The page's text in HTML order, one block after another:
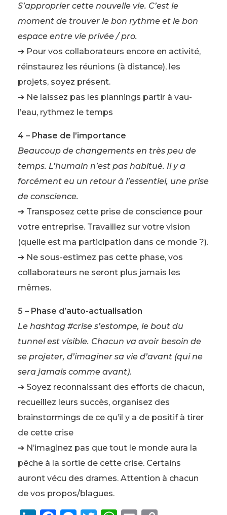
S’approprier cette nouvelle vie. C’est le
moment de trouver le bon rythme et le bon
espace entre vie privée / pro.
➔ Pour vos collaborateurs encore en activité,
réinstaurez les réunions (à distance), les
projets, soyez présent.
➔ Ne laissez pas les plannings partir à vau-
l’eau, rythmez le temps
4 – Phase de l’importance
Beaucoup de changements en très peu de
temps. L’humain n’est pas habitué. Il y a
forcément eu un retour à l’essentiel, une prise
de conscience.
➔ Transposez cette prise de conscience pour
votre entreprise. Travaillez sur votre vision
(quelle est ma participation dans ce monde ?).
➔ Ne sous-estimez pas cette phase, vos
collaborateurs ne seront plus jamais les
mêmes.
5 – Phase d’auto-actualisation
Le hashtag #crise s’estompe, le bout du
tunnel est visible. Chacun va avoir besoin de
se projeter, d’imaginer sa vie d’avant (qui ne
sera jamais comme avant).
➔ Soyez reconnaissant des efforts de chacun,
recueillez leurs succès, organisez des
brainstormings de ce qu’il y a de positif à tirer
de cette crise
➔ N’imaginez pas que tout le monde aura la
pêche à la sortie de cette crise. Certains
auront vécu des drames. Attention à chacun
de vos propos/blagues.